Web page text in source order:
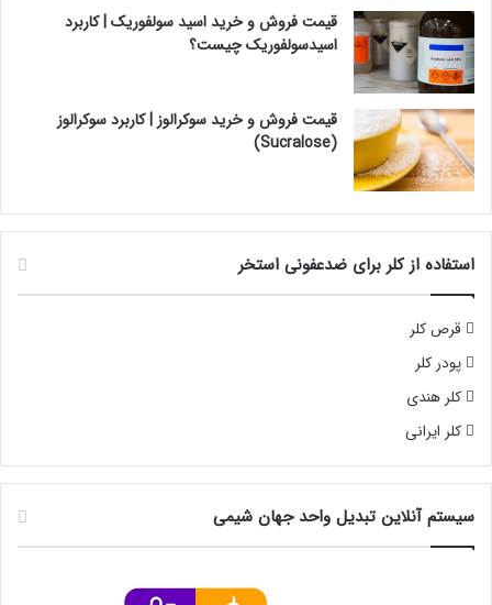
قیمت فروش و خرید اسید سولفوریک | کاربرد
اسیدسولفوریک چیست؟
قیمت فروش و خرید سوکرالوز | کاربرد سوکرالوز
(Sucralose)
استفاده از کلر برای ضدعفونی استخر
قرص کلر
پودر کلر
کلر هندی
کلر ایرانی
سیستم آنلاین تبدیل واحد جهان شیمی